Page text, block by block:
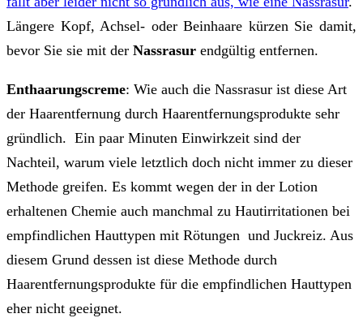
Längere Kopf, Achsel- oder Beinhaare kürzen Sie damit,
bevor Sie sie mit der Nassrasur endgültig entfernen.
Enthaarungscreme: Wie auch die Nassrasur ist diese Art
der Haarentfernung durch Haarentfernungsprodukte sehr
gründlich. Ein paar Minuten Einwirkzeit sind der
Nachteil, warum viele letztlich doch nicht immer zu dieser
Methode greifen. Es kommt wegen der in der Lotion
erhaltenen Chemie auch manchmal zu Hautirritationen bei
empfindlichen Hauttypen mit Rötungen und Juckreiz. Aus
diesem Grund dessen ist diese Methode durch
Haarentfernungsprodukte für die empfindlichen Hauttypen
eher nicht geeignet.